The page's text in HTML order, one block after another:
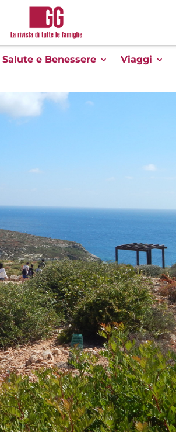
Salute e Benessere Viaggi